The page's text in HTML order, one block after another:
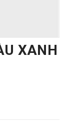
XANH